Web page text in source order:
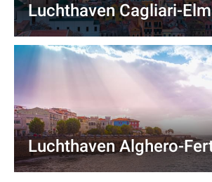
Luchthaven Cagliari-
Luchthaven Alghero-